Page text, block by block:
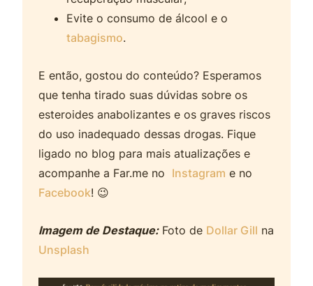
Evite o consumo de álcool e o
tabagismo.
E então, gostou do conteúdo? Esperamos
que tenha tirado suas dúvidas sobre os
esteroides anabolizantes e os graves riscos
do uso inadequado dessas drogas. Fique
ligado no blog para mais atualizações e
acompanhe a Far.me no Instagram e no
Facebook! 😉
Imagem de Destaque:Foto de Dollar Gill na
Unsplash